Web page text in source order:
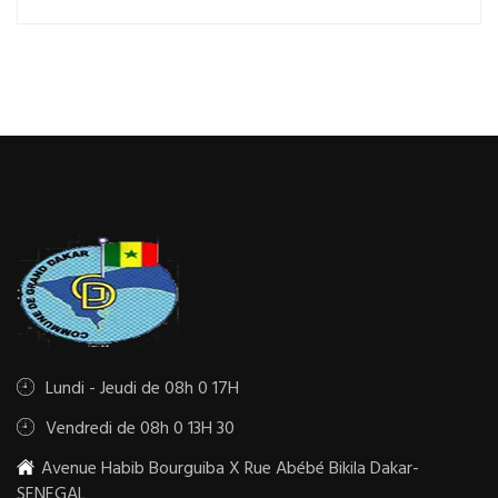
Lundi - Jeudi de 08h 0 17H
Vendredi de 08h 0 13H 30
Avenue Habib Bourguiba X Rue Abébé Bikila Dakar-